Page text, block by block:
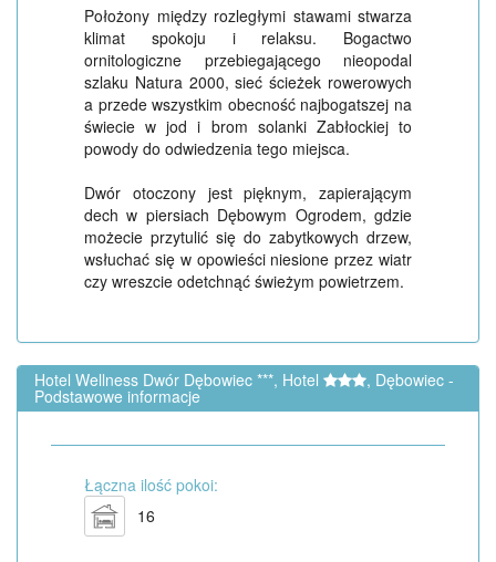
Położony między rozległymi stawami stwarza
klimat spokoju i relaksu. Bogactwo
ornitologiczne przebiegającego nieopodal
szlaku Natura 2000, sieć ścieżek rowerowych
a przede wszystkim obecność najbogatszej na
świecie w jod i brom solanki Zabłockiej to
powody do odwiedzenia tego miejsca.
Dwór otoczony jest pięknym, zapierającym
dech w piersiach Dębowym Ogrodem, gdzie
możecie przytulić się do zabytkowych drzew,
wsłuchać się w opowieści niesione przez wiatr
czy wreszcie odetchnąć świeżym powietrzem.
Hotel Wellness Dwór Dębowiec ***, Hotel , Dębowiec -
Podstawowe informacje
Łączna ilość pokoi:
16